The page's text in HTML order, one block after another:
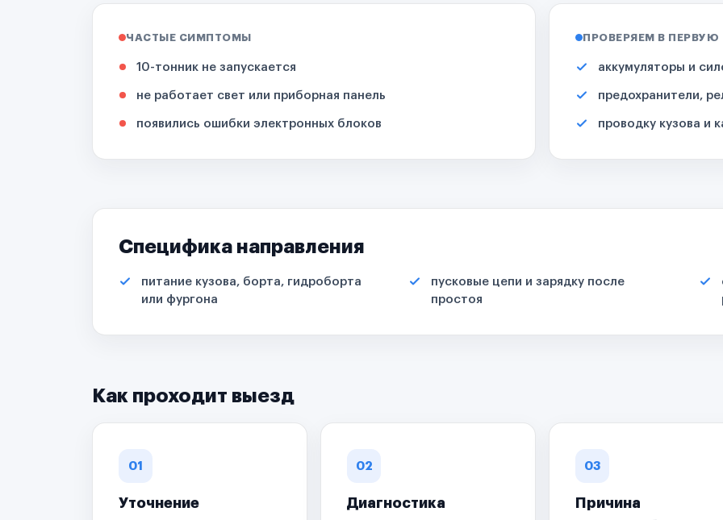
ЧАСТЫЕ СИМПТОМЫ
10-тонник не запускается
не работает свет или приборная панель
появились ошибки электронных блоков
ПРОВЕРЯЕМ В ПЕРВУЮ
аккумуляторы и
предохранители,
проводку кузова и
Специфика направления
питание кузова, борта, гидроборта
или фургона
пусковые цепи и зарядку после
простоя
Как проходит выезд
01
Уточнение
02
Диагностика
03
Причина